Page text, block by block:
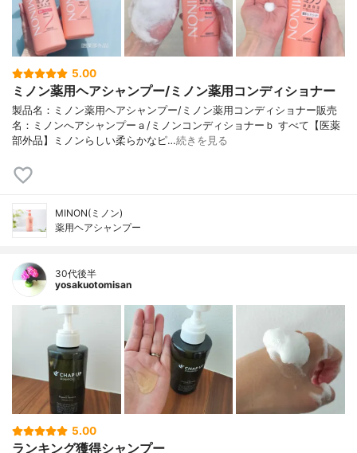
5.00
ミノン薬用ヘアシャンプー/ミノン薬用コンディショナー
製品名：ミノン薬用ヘアシャンプー/ミノン薬用コンディショナー販売
名：ミノンへアシャンプーａ/ミノンコンディショナーｂ すべて【医薬
部外品】ミノンらしい柔らかなピ…続きを見る
MINON(ミノン)
薬用ヘアシャンプー
30代後半
yosakuotomisan
5.00
ランキング獲得シャンプー